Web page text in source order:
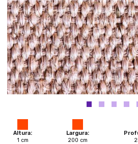
Altura:
1 cm
Largura:
200 cm